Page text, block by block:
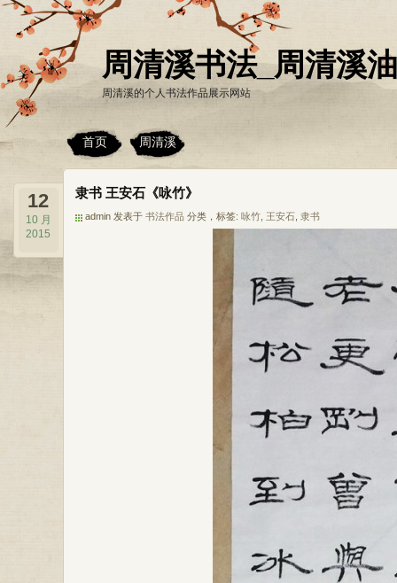
周清溪书法_周清溪
周清溪的个人书法作品展示网站
首页 周清溪
隶书 王安石《咏竹》
admin 发表于 书法作品 分类，标签: 咏竹 王安石 隶书
12
10 月
2015